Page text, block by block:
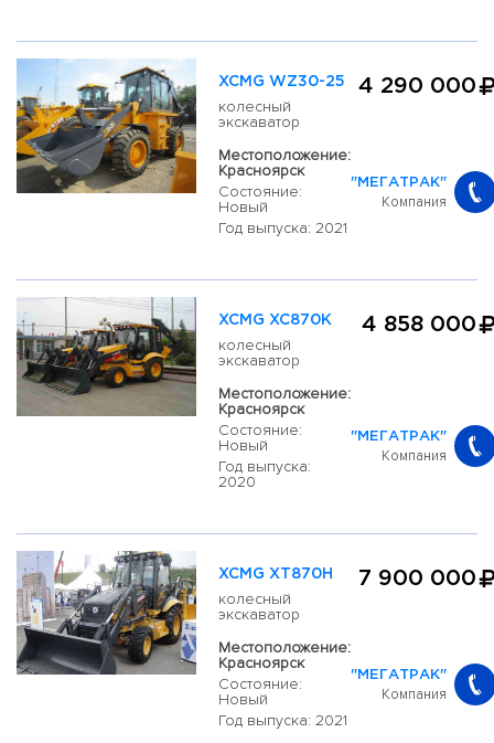
XCMG WZ30-25
колесный
экскаватор
Местоположение:
Красноярск
Состояние:
Новый
Год выпуска: 2021
4 290 000
"МЕГАТРАК"
Компания
XCMG XC870K
колесный
экскаватор
Местоположение:
Красноярск
Состояние:
Новый
Год выпуска:
2020
4 858 000
"МЕГАТРАК"
Компания
XCMG XT870H
колесный
экскаватор
Местоположение:
Красноярск
Состояние:
Новый
Год выпуска: 2021
7 900 000
"МЕГАТРАК"
Компания